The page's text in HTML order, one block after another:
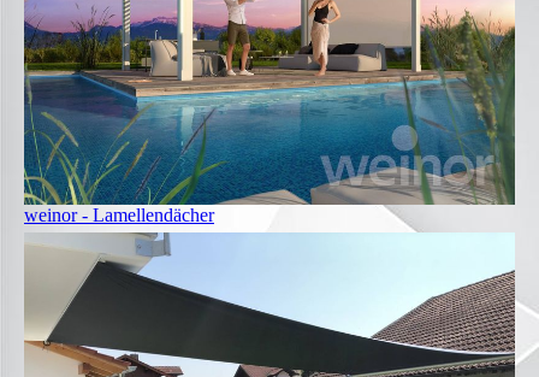
weinor - Lamellendächer